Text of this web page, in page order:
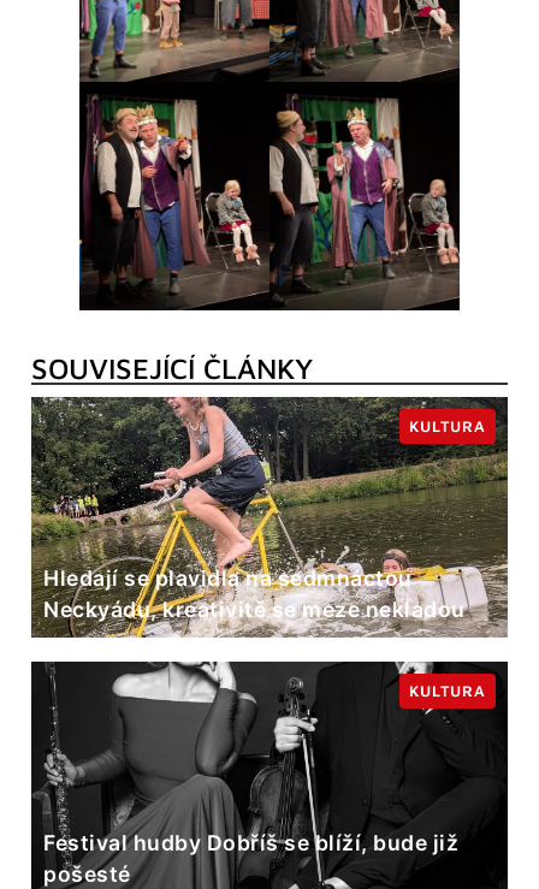
SOUVISEJÍCÍ ČLÁNKY
Hledají se plavidla na sedmnáctou
Neckyádu, kreativitě se meze nekladou
KULTURA
Festival hudby Dobříš se blíží, bude již
pošesté
KULTURA